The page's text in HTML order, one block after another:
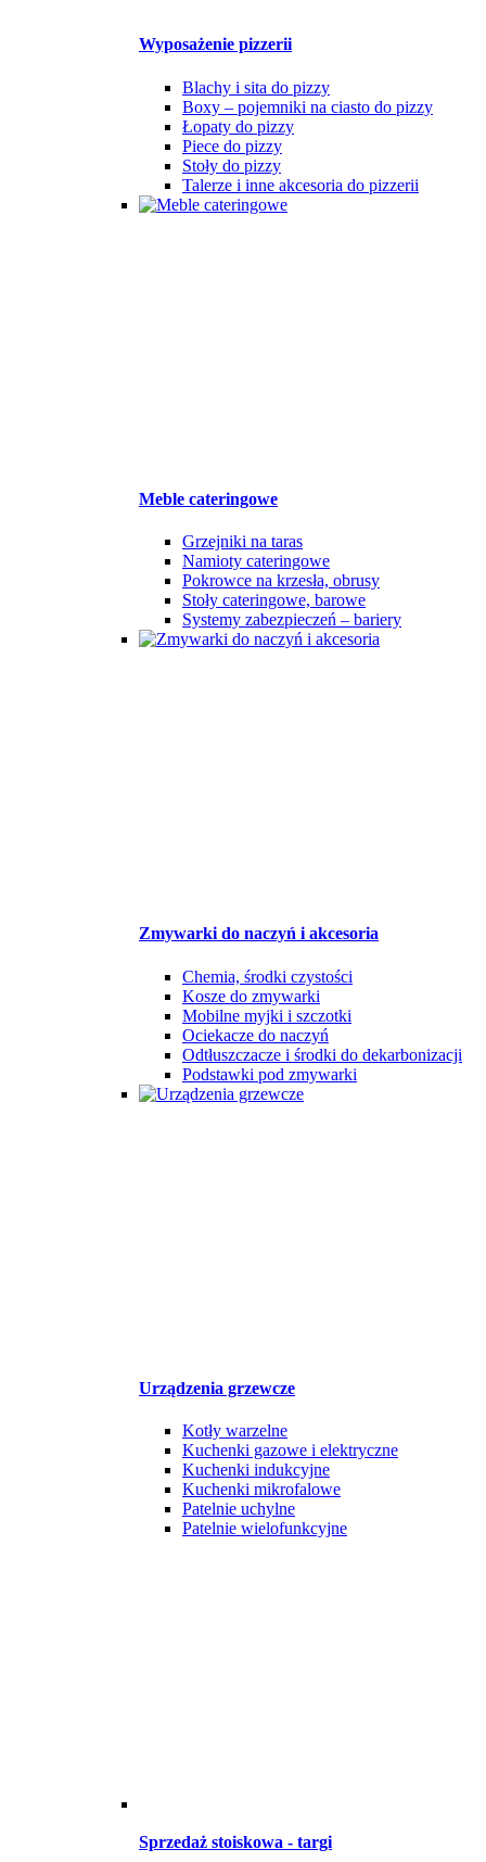
Wyposażenie pizzerii
Blachy i sita do pizzy
Boxy – pojemniki na ciasto do pizzy
Łopaty do pizzy
Piece do pizzy
Stoły do pizzy
Talerze i inne akcesoria do pizzerii
Meble cateringowe
Grzejniki na taras
Namioty cateringowe
Pokrowce na krzesła, obrusy
Stoły cateringowe, barowe
Systemy zabezpieczeń – bariery
Zmywarki do naczyń i akcesoria
Chemia, środki czystości
Kosze do zmywarki
Mobilne myjki i szczotki
Ociekacze do naczyń
Odtłuszczacze i środki do dekarbonizacji
Podstawki pod zmywarki
Urządzenia grzewcze
Kotły warzelne
Kuchenki gazowe i elektryczne
Kuchenki indukcyjne
Kuchenki mikrofalowe
Patelnie uchylne
Patelnie wielofunkcyjne
Sprzedaż stoiskowa - targi